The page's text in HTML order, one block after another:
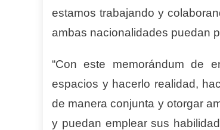
estamos trabajando y
ambas nacionalidades puedan
“Con este memorándum de
espacios y hacerlo realidad,
de manera conjunta y otorgar
y puedan emplear sus